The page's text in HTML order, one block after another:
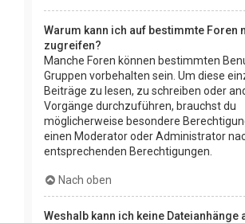
Warum kann ich auf bestimmte Foren
zugreifen?
Manche Foren können bestimmten
Gruppen vorbehalten sein. Um diese
Beiträge zu lesen, zu schreiben oder
Vorgänge durchzuführen, brauchst du
möglicherweise besondere
einen Moderator oder Administrator
entsprechenden Berechtigungen.
Nach oben
Weshalb kann ich keine Dateianhänge